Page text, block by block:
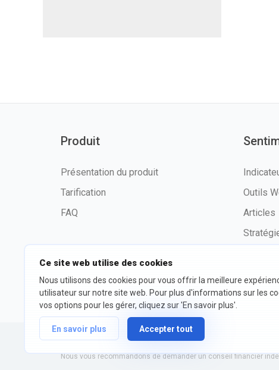
Ce site web utilise des cookies
Nous utilisons des cookies pour vous offrir la meilleure
utilisateur sur notre site web. Pour plus d'informations sur les
vos options pour les gérer, cliquez sur 'En savoir plus'.
En savoir plus Accepter tout
Produit
Présentation du produit
Tarification
FAQ
Outils
Articles
©2026 fxssi.com Tous droits
réservés
Site Web exploité par FXSSI LTD Numéro d'enregistrement :
Nous vous recommandons de demander un conseil financier